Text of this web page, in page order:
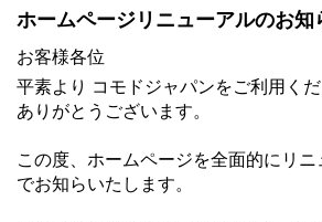
ホームページリニューアルのお知
お客様各位
平素より コモドジャパンをご利用く
ありがとうございます。
この度、ホームページを全面的にリ
でお知らいたします。